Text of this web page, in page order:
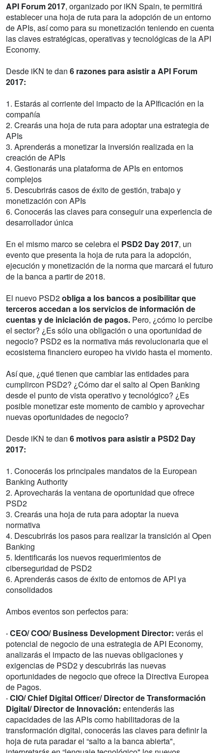
API Forum 2017, organizado por iKN Spain, te permitirá
establecer una hoja de ruta para la adopción de un entorno
de APIs, así como para su monetización teniendo en cuenta
las claves estratégicas, operativas y tecnológicas de la API
Economy.
Desde iKN te dan 6 razones para asistir a API Forum
2017:
1. Estarás al corriente del impacto de la APIficación en la
compañía
2. Crearás una hoja de ruta para adoptar una estrategia de
APIs
3. Aprenderás a monetizar la inversión realizada en la
creación de APIs
4. Gestionarás una plataforma de APIs en entornos
complejos
5. Descubrirás casos de éxito de gestión, trabajo y
monetización con APIs
6. Conocerás las claves para conseguir una experiencia de
desarrollador única
En el mismo marco se celebra el PSD2 Day 2017, un
evento que presenta la hoja de ruta para la adopción,
ejecución y monetización de la norma que marcará el futuro
de la banca a partir de 2018.
El nuevo PSD2obliga a los bancos a posibilitar que
terceros accedan a los servicios de información de
cuentas y de iniciación de pagos. Pero, ¿cómo lo percibe
el sector? ¿Es sólo una obligación o una oportunidad de
negocio? PSD2 es la normativa más revolucionaria que el
ecosistema financiero europeo ha vivido hasta el momento.
Así que, ¿qué tienen que cambiar las entidades para
cumplircon PSD2? ¿Cómo dar el salto al Open Banking
desde el punto de vista operativo y tecnológico? ¿Es
posible monetizar este momento de cambio y aprovechar
nuevas oportunidades de negocio?
Desde iKN te dan 6 motivos para asistir a PSD2 Day
2017:
1. Conocerás los principales mandatos de la European
Banking Authority
2. Aprovecharás la ventana de oportunidad que ofrece
PSD2
3. Crearás una hoja de ruta para adoptar la nueva
normativa
4. Descubrirás los pasos para realizar la transición al Open
Banking
5. Identificarás los nuevos requerimientos de
ciberseguridad de PSD2
6. Aprenderás casos de éxito de entornos de API ya
consolidados
Ambos eventos son perfectos para:
· CEO/ COO/ Business Development Director: verás el
potencial de negocio de una estrategia de API Economy,
analizarás el impacto de las nuevas obligaciones y
exigencias de PSD2 y descubrirás las nuevas
oportunidades de negocio que ofrece la Directiva Europea
de Pagos.
· CIO/ Chief Digital Officer/ Director de Transformación
Digital/ Director de Innovación: entenderás las
capacidades de las APIs como habilitadoras de la
transformación digital, conocerás las claves para definir la
hoja de ruta paradar el “salto a la banca abierta",